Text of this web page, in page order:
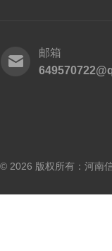
邮箱
© 2026 版权所有：河南